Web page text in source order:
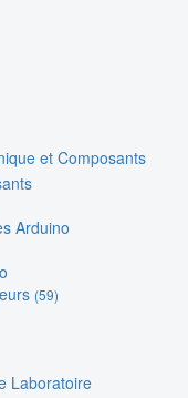
et Composants
Arduino
(59)
Laboratoire